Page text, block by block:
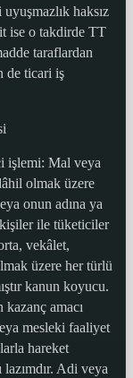
haksız
ise o takdirde TT
taraflardan
de ticari iş
işlemi: Mal veya
olmak üzere
onun adına ya
kişiler ile tüketiciler
vekâlet,
üzere her türlü
kanun koyucu.
amacı
mesleki faaliyet
hareket
Adi veya